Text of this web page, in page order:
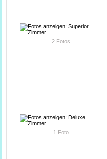
2 Fotos
1 Foto